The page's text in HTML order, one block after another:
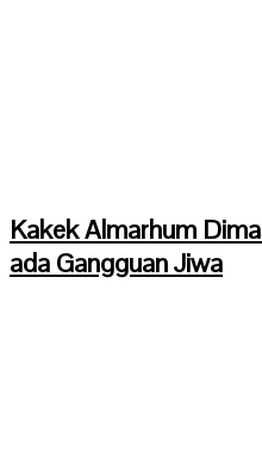
Kakek Almarhum
ada Gangguan Jiwa